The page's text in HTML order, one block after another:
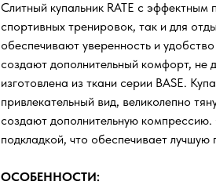
Слитный купальник RATE с
спортивных тренировок, так и для
обеспечивают уверенность и
создают дополнительный комфорт, не
изготовлена из ткани серии BASE.
привлекательный вид, великолепно
создают дополнительную
подкладкой, что обеспечивает
ОСОБЕННОСТИ: